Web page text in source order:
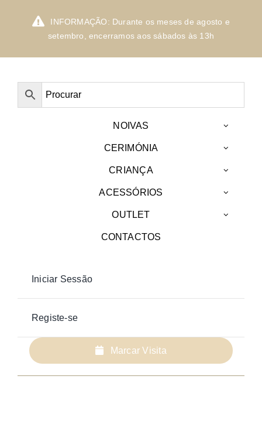
INFORMAÇÃO: Durante os meses de agosto e
setembro, encerramos aos sábados às 13h
NOIVAS
CERIMÓNIA
CRIANÇA
ACESSÓRIOS
OUTLET
CONTACTOS
Iniciar Sessão
Registe-se
Marcar Visita